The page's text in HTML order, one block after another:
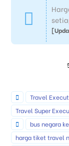
Travel
Travel Super
bus negara
harga tiket travel